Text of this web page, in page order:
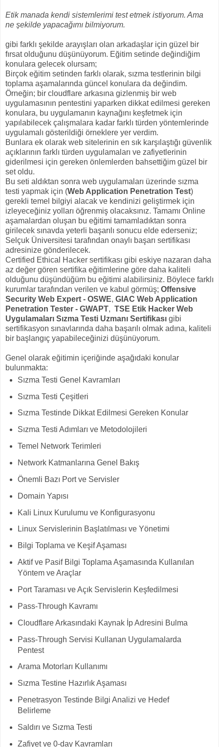
Etik manada kendi sistemlerimi test etmek istiyorum. Ama
ne şekilde yapacağımı bilmiyorum.
gibi farklı şekilde arayışları olan arkadaşlar için güzel bir
fırsat olduğunu düşünüyorum. Eğitim setinde değindiğim
konulara gelecek olursam;
Birçok eğitim setinden farklı olarak, sızma testlerinin bilgi
toplama aşamalarında güncel konulara da değindim.
Örneğin; bir cloudflare arkasına gizlenmiş bir web
uygulamasının pentestini yaparken dikkat edilmesi gereken
konulara, bu uygulamanın kaynağını keşfetmek için
yapılabilecek çalışmalara kadar farklı türden yöntemlerinde
uygulamalı gösterildiği örneklere yer verdim.
Bunlara ek olarak web sitelerinin en sık karşılaştığı güvenlik
açıklarının farklı türden uygulamaları ve zafiyetlerinin
giderilmesi için gereken önlemlerden bahsettiğim güzel bir
set oldu.
Bu seti aldıktan sonra web uygulamaları üzerinde sızma
testi yapmak için (Web Application Penetration Test)
gerekli temel bilgiyi alacak ve kendinizi geliştirmek için
izleyeceğiniz yolları öğrenmiş olacaksınız. Tamamı Online
aşamalardan oluşan bu eğitimi tamamladıktan sonra
girilecek sınavda yeterli başarılı sonucu elde ederseniz;
Selçuk Üniversitesi tarafından onaylı başarı sertifikası
adresinize gönderilecek.
Certified Ethical Hacker sertifikası gibi eskiye nazaran daha
az değer gören sertifika eğitimlerine göre daha kaliteli
olduğunu düşündüğüm bu eğitimi alabilirsiniz. Böylece farklı
kurumlar tarafından verilen ve kabul görmüş; Offensive
Security Web Expert - OSWE, GIAC Web Application
Penetration Tester - GWAPT, TSE Etik Hacker Web
Uygulamaları Sızma Testi Uzmanı Sertifikası gibi
sertifikasyon sınavlarında daha başarılı olmak adına, kaliteli
bir başlangıç yapabileceğinizi düşünüyorum.
Genel olarak eğitimin içeriğinde aşağıdaki konular
bulunmakta:
Sızma Testi Genel Kavramları
Sızma Testi Çeşitleri
Sızma Testinde Dikkat Edilmesi Gereken Konular
Sızma Testi Adımları ve Metodolojileri
Temel Network Terimleri
Network Katmanlarına Genel Bakış
Önemli Bazı Port ve Servisler
Domain Yapısı
Kali Linux Kurulumu ve Konfigurasyonu
Linux Servislerinin Başlatılması ve Yönetimi
Bilgi Toplama ve Keşif Aşaması
Aktif ve Pasif Bilgi Toplama Aşamasında Kullanılan
Yöntem ve Araçlar
Port Taraması ve Açık Servislerin Keşfedilmesi
Pass-Through Kavramı
Cloudflare Arkasındaki Kaynak İp Adresini Bulma
Pass-Through Servisi Kullanan Uygulamalarda
Pentest
Arama Motorları Kullanımı
Sızma Testine Hazırlık Aşaması
Penetrasyon Testinde Bilgi Analizi ve Hedef
Belirleme
Saldırı ve Sızma Testi
Zafiyet ve 0-day Kavramları